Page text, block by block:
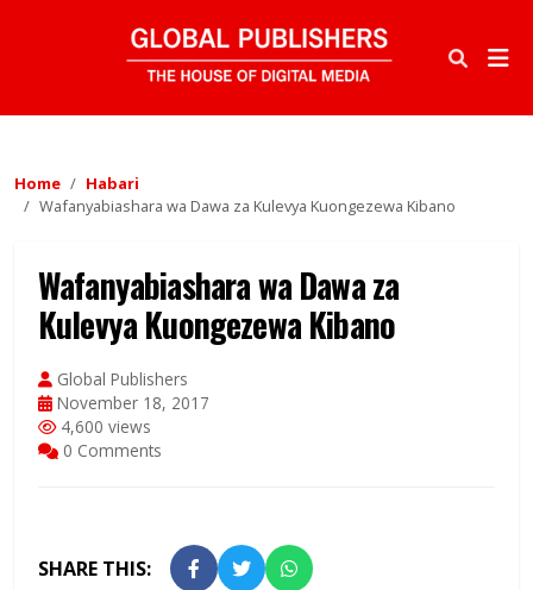
Home
Habari
Wafanyabiashara wa Dawa za Kulevya Kuongezewa Kibano
Wafanyabiashara wa Dawa za
Kulevya Kuongezewa Kibano
Global Publishers
November 18, 2017
4,600 views
0 Comments
SHARE THIS: